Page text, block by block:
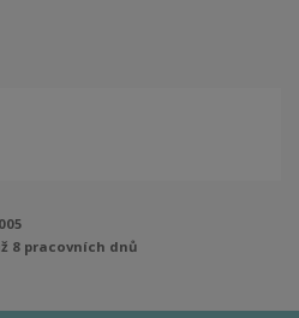
8 pracovních dnů